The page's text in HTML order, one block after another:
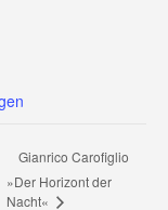
Gianrico Carofiglio
»Der Horizont der
Nacht«